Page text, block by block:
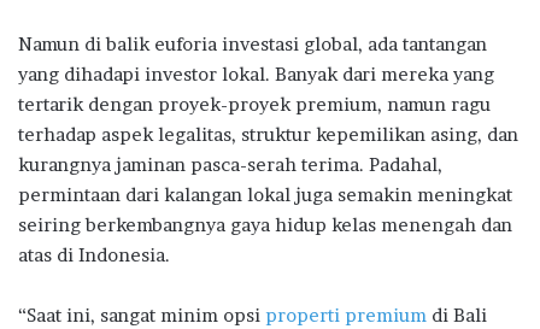
Namun di balik euforia investasi global, ada tantangan
yang dihadapi investor lokal. Banyak dari mereka yang
tertarik dengan proyek-proyek premium, namun ragu
terhadap aspek legalitas, struktur kepemilikan asing, dan
kurangnya jaminan pasca-serah terima. Padahal,
permintaan dari kalangan lokal juga semakin meningkat
seiring berkembangnya gaya hidup kelas menengah dan
atas di Indonesia.
“Saat ini, sangat minim opsi properti premium di Bali